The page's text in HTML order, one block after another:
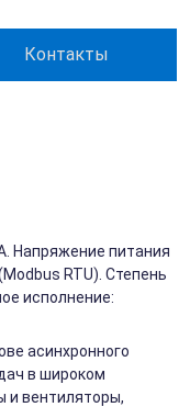
Контакты
Напряжение питания
RTU). Степень
исполнение:
асинхронного
в широком
и вентиляторы,